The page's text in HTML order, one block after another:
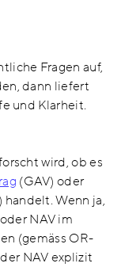
Fragen auf,
dann liefert
und Klarheit.
wird, ob es
(GAV) oder
handelt. Wenn ja,
NAV im
(gemäss OR-
NAV explizit